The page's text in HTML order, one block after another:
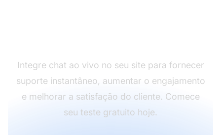
Integre chat ao vivo no seu site para fornecer
suporte instantâneo, aumentar o engajamento
e melhorar a satisfação do cliente. Comece
seu teste gratuito hoje.